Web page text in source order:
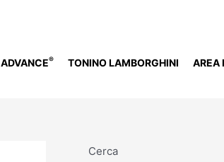
ADVANCE® TONINO LAMBORGHINI AREA
Cerca